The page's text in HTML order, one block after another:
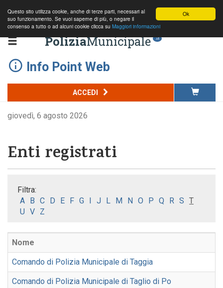
Ok
Questo sito utilizza cookie, anche di terze parti, necessari al
suo funzionamento. Se vuoi saperne di più, o negare il
consenso a tutto o ad alcuni cookie clicca su Maggiori informazioni
PoliziaMunicipale .it
Info Point Web
ACCEDI
giovedì, 6 agosto 2026
Enti registrati
Filtra:
A B C D E F G I J L M N O P Q R S T
U V Z
Nome
Comando di Polizia Municipale di Taggia
Comando di Polizia Municipale di Taglio di Po